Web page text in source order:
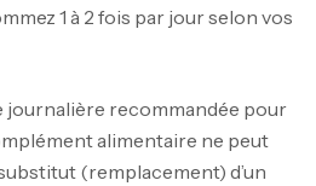
1 à 2 fois par jour selon vos
journalière recommandée pour
alimentaire ne peut
(remplacement) d’un